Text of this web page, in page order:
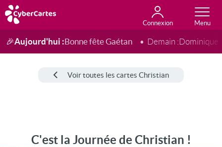
Connexion
Anniversaire
Fête du jour
Amour
Amitié
Merci
Toutes les cartes
🎉Aujourd'hui :Bonne fête Gaétan Demain :Dominique
Voir toutes les cartes Christian
C'est la Journée de Christian !